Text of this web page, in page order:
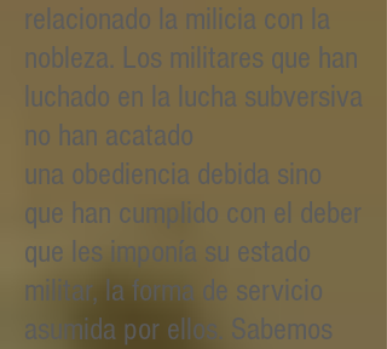
relacionado la milicia con la
nobleza. Los militares que han
luchado en la lucha subversiva
no han acatado
una obediencia debida sino
que han cumplido con el deber
que les imponía su estado
militar, la forma de servicio
asumida por ellos. Sabemos